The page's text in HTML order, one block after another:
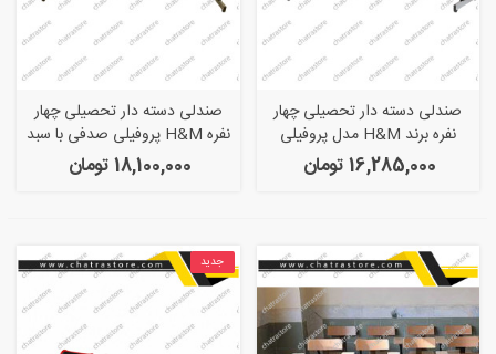
صندلی دسته دار تحصیلی چهار
نفره برند H&M مدل پروفیلی
صدفی با سبد
16,285,000 تومان
صندلی دسته دار تحصیلی چهار
نفره H&M پروفیلی صدفی با سبد
و قید رابط
18,100,000 تومان
جدید